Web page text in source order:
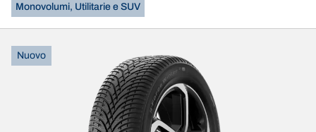
Nuovo
Monovolumi, Utilitarie e SUV